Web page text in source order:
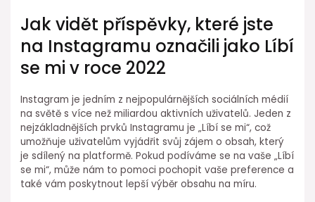
Jak vidět příspěvky, které jste
na Instagramu označili jako Líbí
se mi v roce 2022
Instagram je jedním z nejpopulárnějších sociálních médií
na světě s více než miliardou aktivních uživatelů. Jeden z
nejzákladnějších prvků Instagramu je „Líbí se mi“, což
umožňuje uživatelům vyjádřit svůj zájem o obsah, který
je sdílený na platformě. Pokud podíváme se na vaše „Líbí
se mi“, může nám to pomoci pochopit vaše preference a
také vám poskytnout lepší výběr obsahu na míru.